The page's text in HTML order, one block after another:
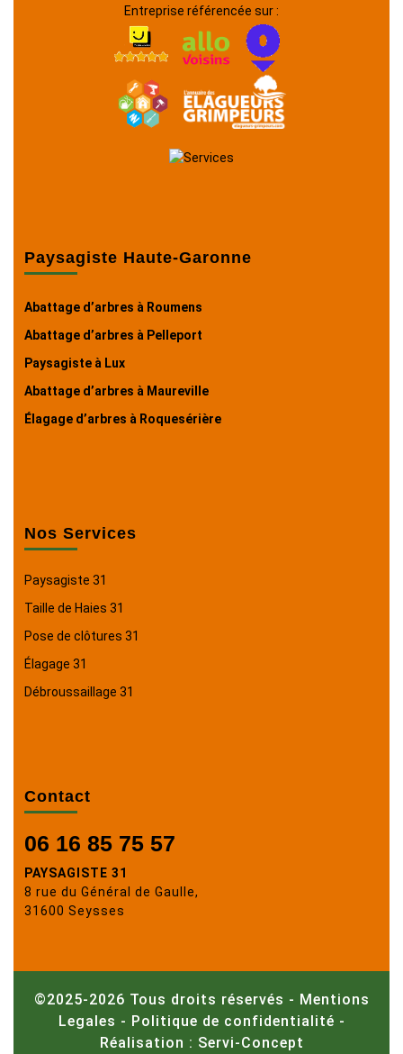
Entreprise référencée sur :
Paysagiste Haute-Garonne
Abattage d’arbres à Roumens
Abattage d’arbres à Pelleport
Paysagiste à Lux
Abattage d’arbres à Maureville
Élagage d’arbres à Roquesérière
Nos Services
Paysagiste 31
Taille de Haies 31
Pose de clôtures 31
Élagage 31
Débroussaillage 31
Contact
06 16 85 75 57
PAYSAGISTE 31
8 rue du Général de Gaulle,
31600 Seysses
©2025-2026 Tous droits réservés - Mentions
Legales - Politique de confidentialité -
Réalisation : Servi-Concept